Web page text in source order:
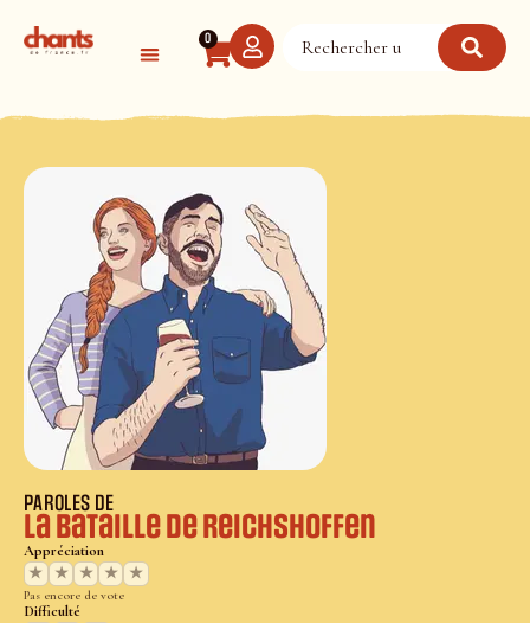
0
PAROLES DE
La bataille de Reichshoffen
Appréciation
★
★ ★ ★ ★
Pas encore de vote
Difficulté